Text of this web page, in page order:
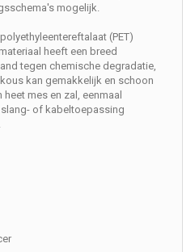
mogelijk.
(PET)
heeft een breed
tegen chemische degradatie,
kan gemakkelijk en schoon
mes en zal, eenmaal
of kabeltoepassing